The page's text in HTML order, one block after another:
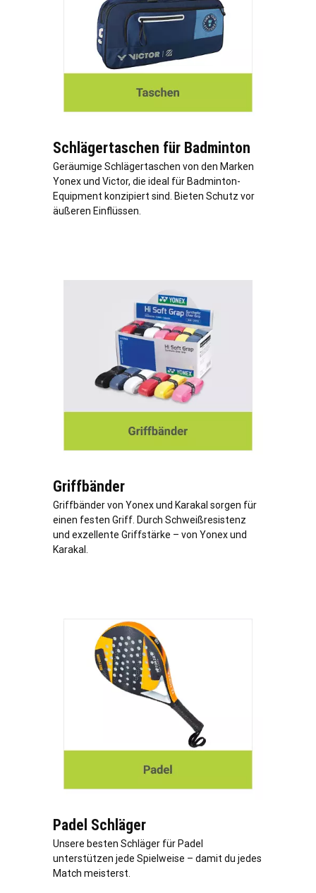
Schlägertaschen für Badminton
Geräumige Schlägertaschen von den Marken
Yonex und Victor, die ideal für Badminton-
Equipment konzipiert sind. Bieten Schutz vor
äußeren Einflüssen.
Griffbänder
Griffbänder von Yonex und Karakal sorgen für
einen festen Griff. Durch Schweißresistenz
und exzellente Griffstärke – von Yonex und
Karakal.
Padel Schläger
Unsere besten Schläger für Padel
unterstützen jede Spielweise – damit du jedes
Match meisterst.